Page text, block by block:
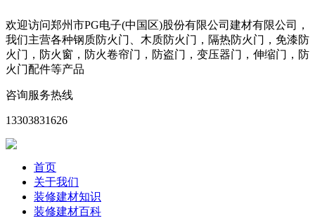
欢迎访问郑州市PG电子(中国区)股份有限公司建材有限公司，
我们主营各种钢质防火门、木质防火门，隔热防火门，免漆防
火门，防火窗，防火卷帘门，防盗门，变压器门，伸缩门，防
火门配件等产品
咨询服务热线
13303831626
首页
关于我们
装修建材知识
装修建材百科